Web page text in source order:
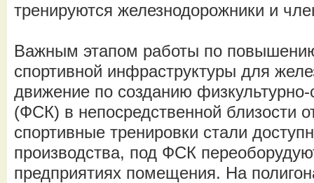
тренируются железнодорожники и
Важным этапом работы по
спортивной инфраструктуры для
движение по созданию
(ФСК) в непосредственной близости
спортивные тренировки стали
производства, под ФСК
предприятиях помещения. На